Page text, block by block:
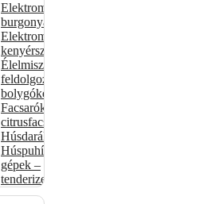
Elektromos
burgonyahámozók
Elektromos
kenyérszeletelők
Élelmiszer-
feldolgozók –
bolygókeverők
Facsarók,
citrusfacsarók
Húsdarálók
Húspuhító
gépek –
tenderizerek